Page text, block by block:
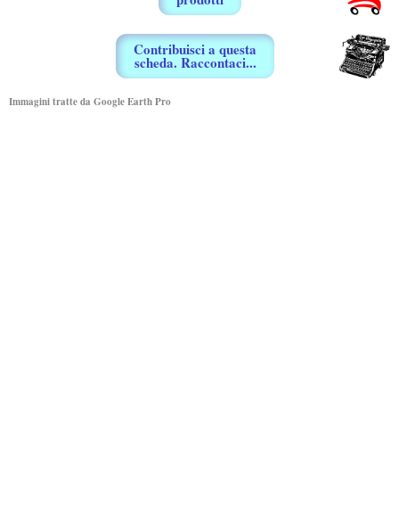
Contribuisci a questa
scheda. Raccontaci...
Immagini tratte da Google Earth Pro